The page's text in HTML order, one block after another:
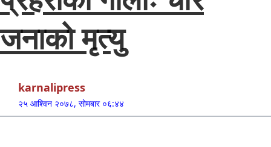
जनाको मृत्यु
karnalipress
२५ आश्विन २०७८, सोमबार ०६:४४